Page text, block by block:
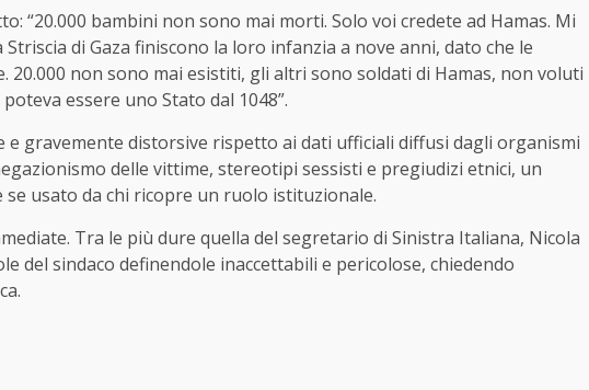
“20.000 bambini non sono mai morti. Solo voi credete ad Hamas. Mi
di Gaza finiscono la loro infanzia a nove anni, dato che le
20.000 non sono mai esistiti, gli altri sono soldati di Hamas, non voluti
essere uno Stato dal 1048”.
e gravemente distorsive rispetto ai dati ufficiali diffusi dagli organismi
delle vittime, stereotipi sessisti e pregiudizi etnici, un
usato da chi ricopre un ruolo istituzionale.
Tra le più dure quella del segretario di Sinistra Italiana, Nicola
del sindaco definendole inaccettabili e pericolose, chiedendo